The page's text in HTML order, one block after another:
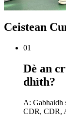
Ceistean
01
Dè an
dhìth?
A: Gabhaidh
CDR, CDR,